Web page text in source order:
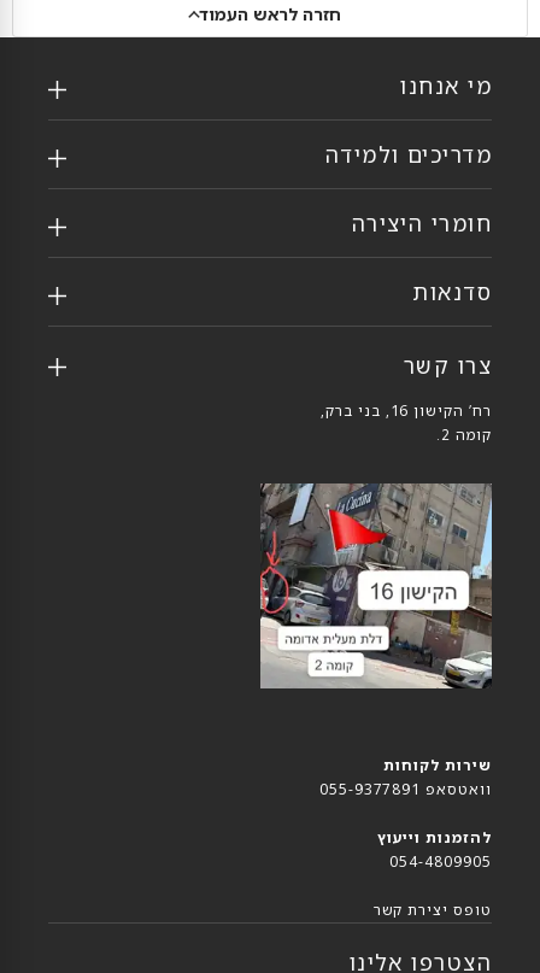
חזרה לראש העמוד
מי אנחנו
מדריכים ולמידה
חומרי היצירה
סדנאות
צרו קשר
רח’ הקישון 16, בני ברק,
קומה 2.
שירות לקוחות
וואטסאפ 055-9377891
להזמנות וייעוץ
054-4809905
טופס יצירת קשר
הצטרפו אלינו